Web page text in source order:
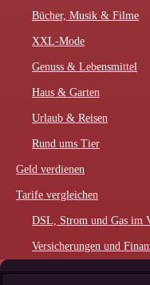
Bücher, Musik & Filme
XXL-Mode
Genuss & Lebensmittel
Haus & Garten
Urlaub & Reisen
Rund ums Tier
Geld verdienen
Tarife vergleichen
DSL, Strom und Gas im
Versicherungen und